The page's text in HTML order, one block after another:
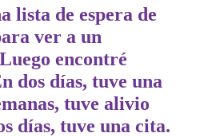
lista de espera de
ver a un
encontré
dos días, tuve una
tuve alivio
días, tuve una cita.